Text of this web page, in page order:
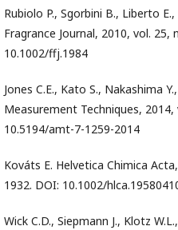
Rubiolo P., Sgorbini B., Liberto
Fragrance Journal, 2010, vol. 25,
10.1002/ffj.1984
Jones C.E., Kato S., Nakashima
Measurement Techniques,
10.5194/amt-7-1259-2014
Kováts E. Helvetica Chimica
1932. DOI: 10.1002/
Wick C.D., Siepmann J., Klotz